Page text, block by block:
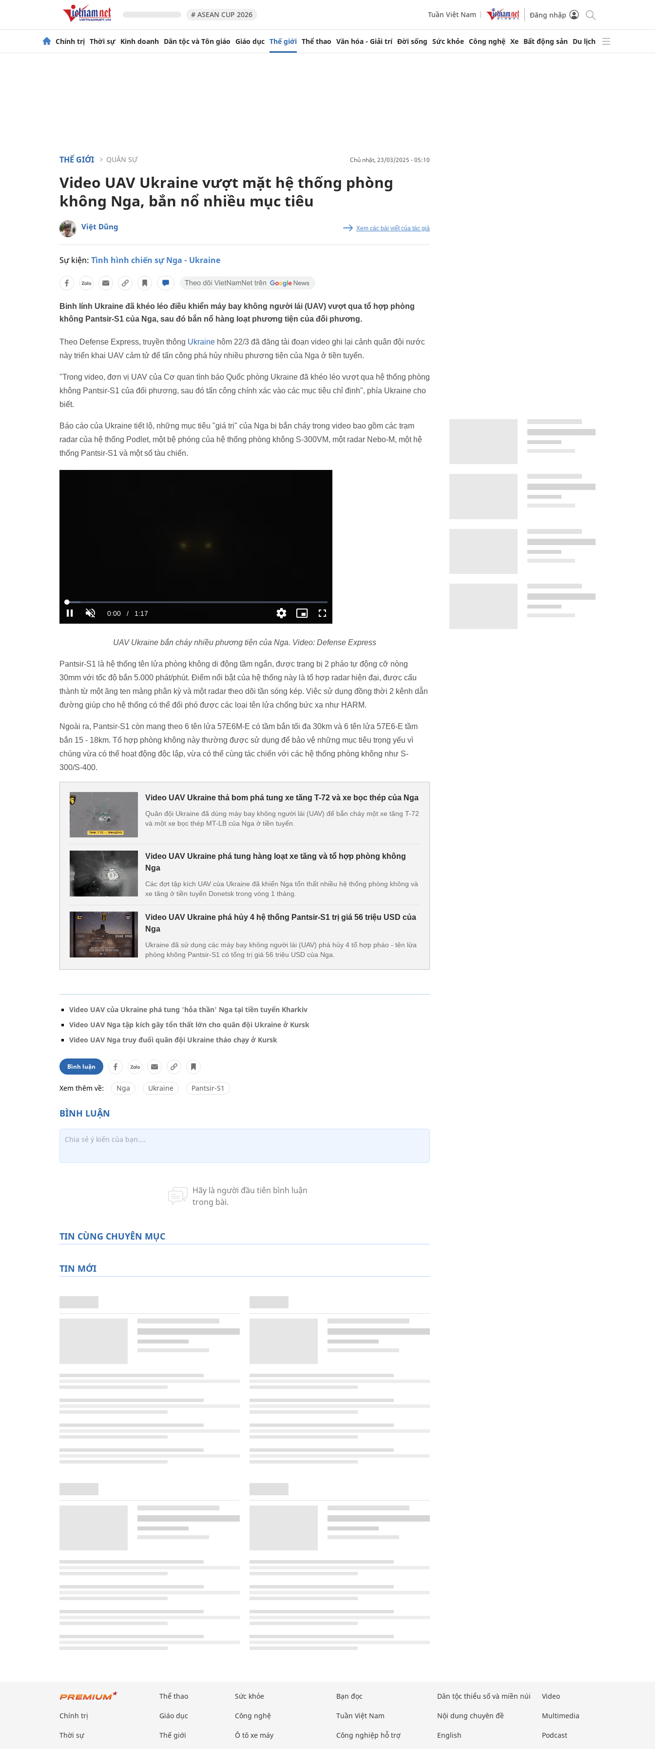
# ASEAN CUP 2026 Tuần Việt Nam Đăng nhập
Chính trị Thời sự Kinh doanh Dân tộc và Tôn giáo Giáo dục Thế giới Thể thao Văn hóa - Giải trí Đời sống Sức khỏe Công nghệ Xe Bất động sản Du lịch
THẾ GIỚI QUÂN SỰ chủ nhật, 23/03/2025 - 05:10
Video UAV Ukraine vượt mặt hệ thống phòng
không Nga, bắn nổ nhiều mục tiêu
Việt Dũng Xem các bài viết của tác giả
Sự kiện: Tình hình chiến sự Nga - Ukraine
Binh lính Ukraine đã khéo léo điều khiển máy bay không người lái (UAV) vượt qua tổ hợp phòng
không Pantsir-S1 của Nga, sau đó bắn nổ hàng loạt phương tiện của đối phương.
Theo Defense Express, truyền thông Ukraine hôm 22/3 đã đăng tải đoạn video ghi lại cảnh quân đội nước
này triển khai UAV cảm tử để tấn công phá hủy nhiều phương tiện của Nga ở tiền tuyến.
"Trong video, đơn vị UAV của Cơ quan tình báo Quốc phòng Ukraine đã khéo léo vượt qua hệ thống phòng
không Pantsir-S1 của đối phương, sau đó tấn công chính xác vào các mục tiêu chỉ định", phía Ukraine cho
biết.
Báo cáo của Ukraine tiết lộ, những mục tiêu "giá trị" của Nga bị bắn cháy trong video bao gồm các trạm
radar của hệ thống Podlet, một bệ phóng của hệ thống phòng không S-300VM, một radar Nebo-M, một hệ
thống Pantsir-S1 và một số tàu chiến.
UAV Ukraine bắn cháy nhiều phương tiện của Nga. Video: Defense Express
Pantsir-S1 là hệ thống tên lửa phòng không di động tầm ngắn, được trang bị 2 pháo tự động cỡ nòng
30mm với tốc độ bắn 5.000 phát/phút. Điểm nổi bật của hệ thống này là tổ hợp radar hiện đại, được cấu
thành từ một ăng ten mảng phân kỳ và một radar theo dõi tần sóng kép. Việc sử dụng đồng thời 2 kênh dẫn
đường giúp cho hệ thống có thể đối phó được các loại tên lửa chống bức xạ như HARM.
Ngoài ra, Pantsir-S1 còn mang theo 6 tên lửa 57E6M-E có tầm bắn tối đa 30km và 6 tên lửa 57E6-E tầm
bắn 15 - 18km. Tổ hợp phòng không này thường được sử dụng để bảo vệ những mục tiêu trọng yếu vì
chúng vừa có thể hoạt động độc lập, vừa có thể cùng tác chiến với các hệ thống phòng không như S-
300/S-400.
Video UAV Ukraine thả bom phá tung xe tăng T-72 và xe bọc thép của Nga
Quân đội Ukraine đã dùng máy bay không người lái (UAV) để bắn cháy một xe tăng T-72
và một xe bọc thép MT-LB của Nga ở tiền tuyến.
Video UAV Ukraine phá tung hàng loạt xe tăng và tổ hợp phòng không
Nga
Các đợt tập kích UAV của Ukraine đã khiến Nga tổn thất nhiều hệ thống phòng không và
xe tăng ở tiền tuyến Donetsk trong vòng 1 tháng.
Video UAV Ukraine phá hủy 4 hệ thống Pantsir-S1 trị giá 56 triệu USD của
Nga
Ukraine đã sử dụng các máy bay không người lái (UAV) phá hủy 4 tổ hợp pháo - tên lửa
phòng không Pantsir-S1 có tổng trị giá 56 triệu USD của Nga.
Video UAV của Ukraine phá tung 'hỏa thần' Nga tại tiền tuyến Kharkiv
Video UAV Nga tập kích gây tổn thất lớn cho quân đội Ukraine ở Kursk
Video UAV Nga truy đuổi quân đội Ukraine tháo chạy ở Kursk
Bình luận
Xem thêm về: Nga Ukraine Pantsir-S1
TIN CÙNG CHUYÊN MỤC
TIN MỚI
Chính trị
Thời sự
Thể thao
Giáo dục
Thế giới
Sức khỏe
Công nghệ
Ô tô xe máy
Bạn đọc
Tuần Việt Nam
Công nghiệp hỗ trợ
Dân tộc thiểu số và miền núi
Nội dung chuyên đề
English
Video
Multimedia
Podcast